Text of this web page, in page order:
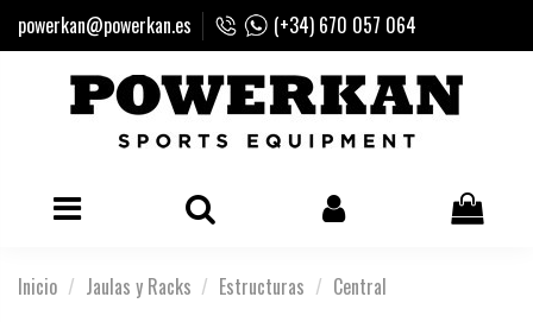
powerkan@powerkan.es (+34) 670 057 064
Inicio Jaulas y Racks Estructuras Central